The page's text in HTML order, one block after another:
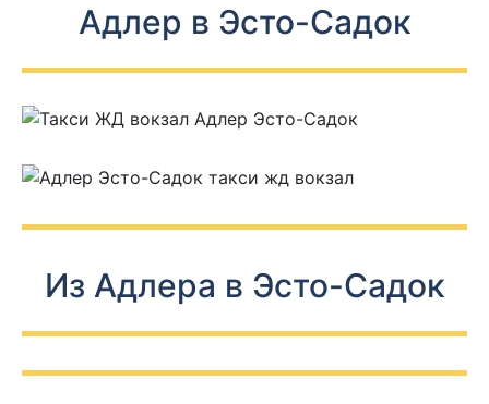
Адлер в Эсто-Садок
Из Адлера в Эсто-Садок